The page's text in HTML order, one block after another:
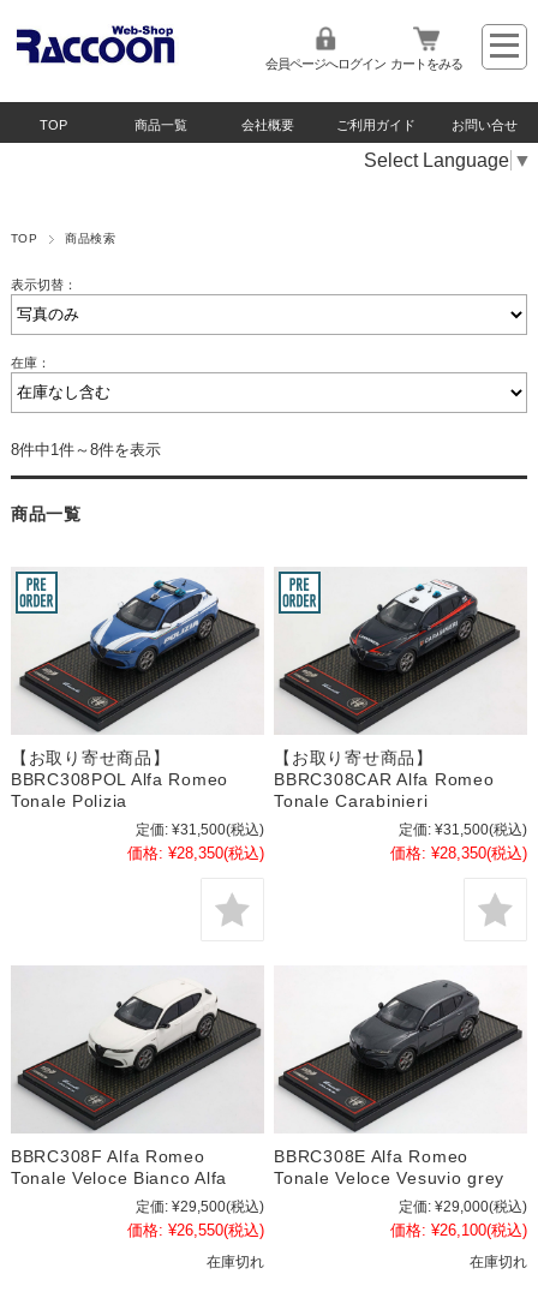
会員ページへログイン カートをみる
TOP 商品一覧 会社概要 ご利用ガイド お問い合せ
Select Language ▼
TOP 商品検索
表示切替：
在庫：
8件中1件～8件を表示
商品一覧
【お取り寄せ商品】
BBRC308POL Alfa Romeo
Tonale Polizia
定価: ¥31,500(税込)
価格: ¥28,350(税込)
【お取り寄せ商品】
BBRC308CAR Alfa Romeo
Tonale Carabinieri
定価: ¥31,500(税込)
価格: ¥28,350(税込)
BBRC308F Alfa Romeo
Tonale Veloce Bianco Alfa
定価: ¥29,500(税込)
価格: ¥26,550(税込)
在庫切れ
BBRC308E Alfa Romeo
Tonale Veloce Vesuvio grey
定価: ¥29,000(税込)
価格: ¥26,100(税込)
在庫切れ